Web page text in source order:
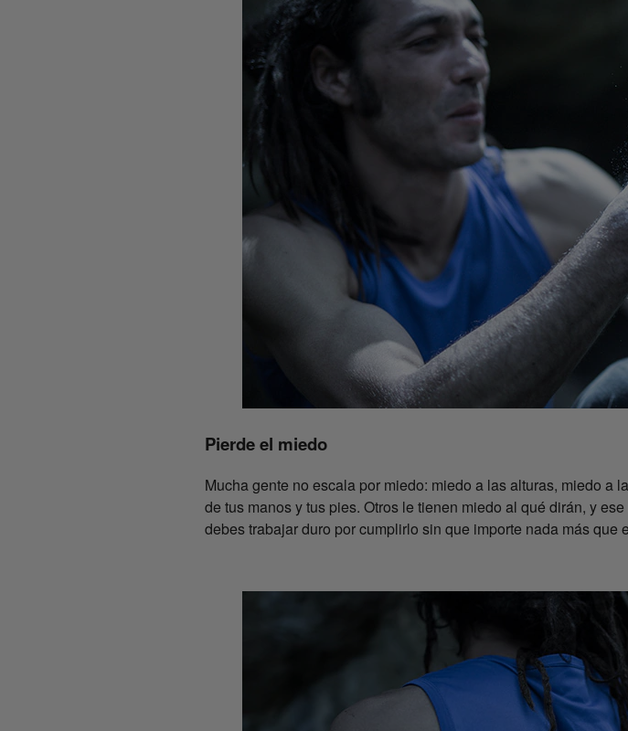
Pierde el miedo
Mucha gente no escala por miedo: miedo a las alturas, miedo a
de tus manos y tus pies. Otros le tienen miedo al qué dirán, y
debes trabajar duro por cumplirlo sin que importe nada más que